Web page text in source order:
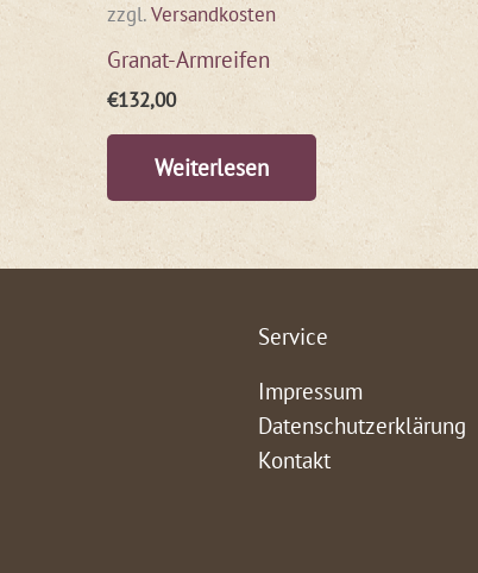
zzgl.Versandkosten
Granat-Armreifen
€132,00
Weiterlesen
Service
Impressum
Datenschutzerklärung
Kontakt